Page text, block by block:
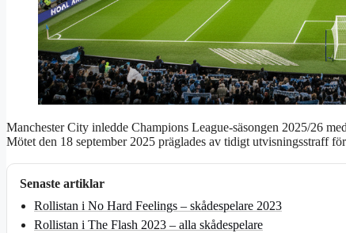
Manchester City inledde Champions League-säsongen 2025/26
Mötet den 18 september 2025 präglades av tidigt utvisningsstraff
Senaste artiklar
Rollistan i No Hard Feelings – skådespelare 2023
Rollistan i The Flash 2023 – alla skådespelare